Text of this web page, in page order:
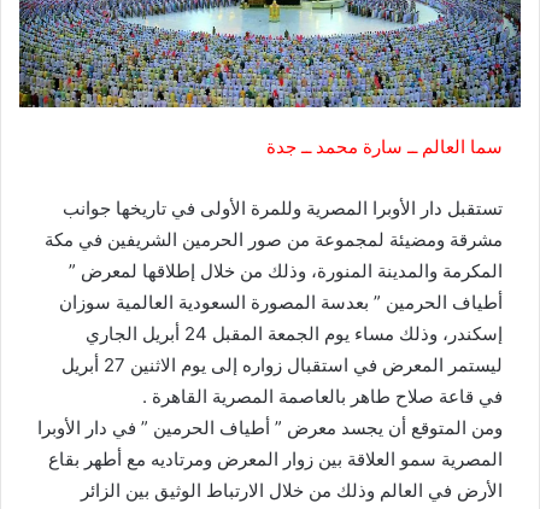
سما العالم ــ سارة محمد ــ جدة
تستقبل دار الأوبرا المصرية وللمرة الأولى في تاريخها جوانب
مشرقة ومضيئة لمجموعة من صور الحرمين الشريفين في مكة
المكرمة والمدينة المنورة، وذلك من خلال إطلاقها لمعرض ”
أطياف الحرمين ” بعدسة المصورة السعودية العالمية سوزان
إسكندر، وذلك مساء يوم الجمعة المقبل 24 أبريل الجاري
ليستمر المعرض في استقبال زواره إلى يوم الاثنين 27 أبريل
في قاعة صلاح طاهر بالعاصمة المصرية القاهرة .
ومن المتوقع أن يجسد معرض ” أطياف الحرمين ” في دار الأوبرا
المصرية سمو العلاقة بين زوار المعرض ومرتاديه مع أطهر بقاع
الأرض في العالم وذلك من خلال الارتباط الوثيق بين الزائر